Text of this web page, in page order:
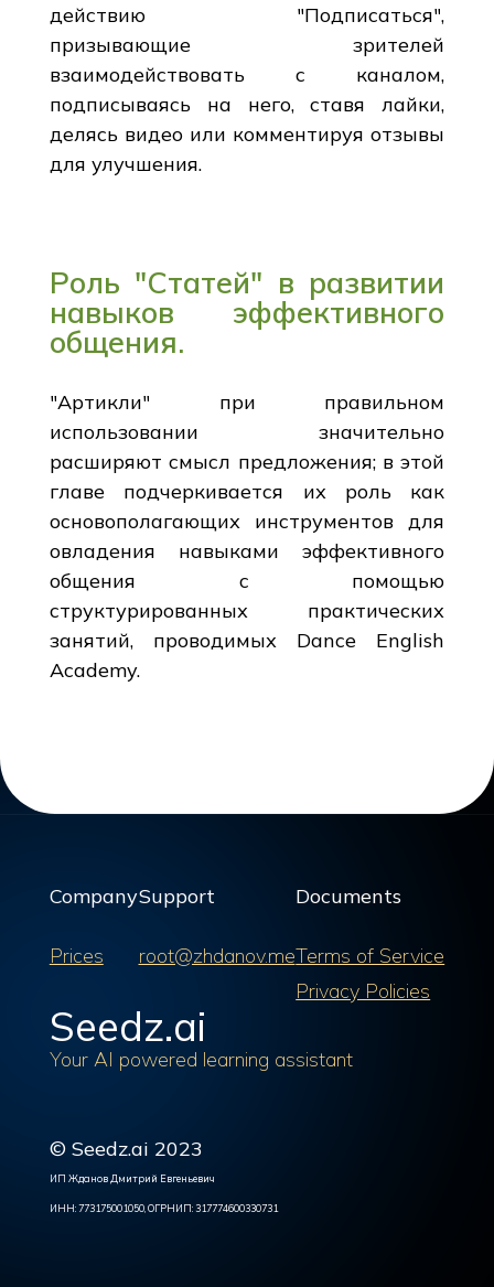
действию "Подписаться",
призывающие зрителей
взаимодействовать с каналом,
подписываясь на него, ставя лайки,
делясь видео или комментируя отзывы
для улучшения.
Роль "Статей" в развитии
навыков эффективного
общения.
"Артикли" при правильном
использовании значительно
расширяют смысл предложения; в этой
главе подчеркивается их роль как
основополагающих инструментов для
овладения навыками эффективного
общения с помощью
структурированных практических
занятий, проводимых Dance English
Academy.
Company
Prices
Support
root@zhdanov.me
Documents
Terms of Service
Privacy Policies
Seedz.ai
Your AI powered learning assistant
© Seedz.ai 2023
ИП Жданов Дмитрий Евгеньевич
ИНН: 773175001050, ОГРНИП: 317774600330731